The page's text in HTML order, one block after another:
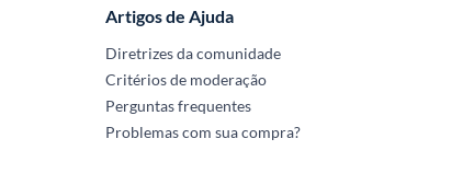
Artigos de Ajuda
Diretrizes da comunidade
Critérios de moderação
Perguntas frequentes
Problemas com sua compra?